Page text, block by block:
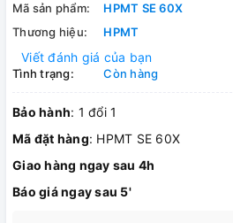
Mã sản phẩm:
HPMT SE 60X
Thương hiệu:
HPMT
Viết đánh giá của bạn
Tình trạng: Còn hàng
Bảo hành: 1 đổi 1
Mã đặt hàng: HPMT SE 60X
Giao hàng ngay sau 4h
Báo giá ngay sau 5'